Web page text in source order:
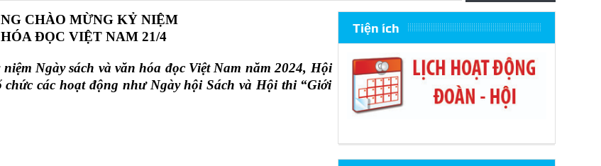
CHÀO MỪNG KỶ NIỆM
ĐỌC VIỆT NAM 21/4
Ngày sách và văn hóa đọc Việt Nam năm 2024, Hội
các hoạt động như Ngày hội Sách và Hội thi “Giới
Tiện ích